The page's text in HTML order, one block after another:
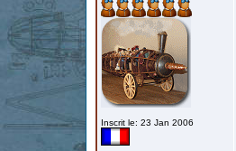
Inscrit le: 23 Jan 2006